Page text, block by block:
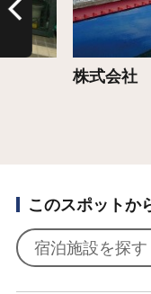
株式会社
このスポットか
宿泊施設を探す